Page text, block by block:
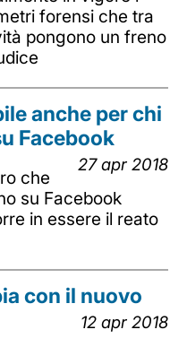
forensi che tra
pongono un freno
anche per chi
Facebook
27 apr 2018
che
su Facebook
in essere il reato
con il nuovo
12 apr 2018